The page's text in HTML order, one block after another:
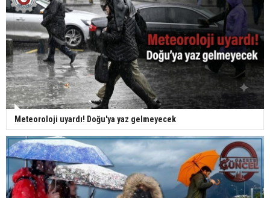
Meteoroloji uyardı! Doğu'ya yaz gelmeyecek